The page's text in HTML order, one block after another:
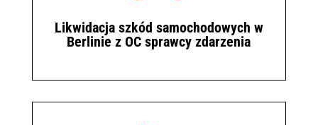
Likwidacja szkód samochodowych w
Berlinie z OC sprawcy zdarzenia